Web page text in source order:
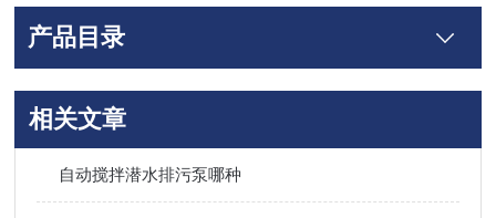
产品目录
相关文章
自动搅拌潜水排污泵哪种